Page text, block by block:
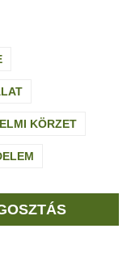
KÖRZET